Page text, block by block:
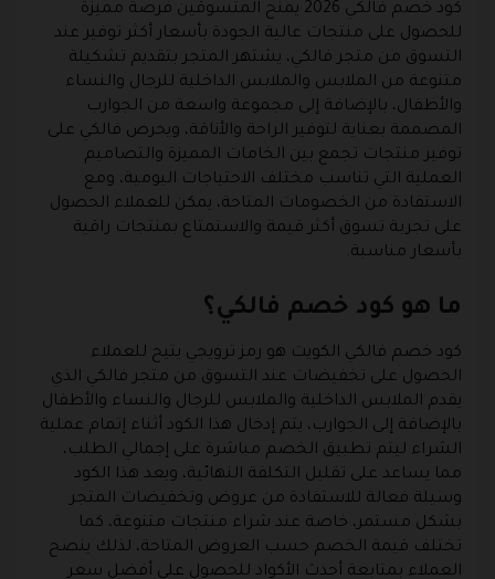
كود خصم فالكي 2026 يمنح المتسوقين فرصة مميزة
للحصول على منتجات عالية الجودة بأسعار أكثر توفير عند
التسوق من متجر فالكي، يشتهر المتجر بتقديم تشكيلة
متنوعة من الملابس والملابس الداخلية للرجال والنساء
والأطفال، بالإضافة إلى مجموعة واسعة من الجوارب
المصممة بعناية لتوفير الراحة والأناقة، ويحرص فالكي على
توفير منتجات تجمع بين الخامات المميزة والتصاميم
العملية التي تناسب مختلف الاحتياجات اليومية، ومع
الاستفادة من الخصومات المتاحة، يمكن للعملاء الحصول
على تجربة تسوق أكثر قيمة والاستمتاع بمنتجات راقية
بأسعار مناسبة.
ما هو كود خصم فالكي؟
كود خصم فالكي الكويت هو رمز ترويجي يتيح للعملاء
الحصول على تخفيضات عند التسوق من متجر فالكي الذي
يقدم الملابس الداخلية والملابس للرجال والنساء والأطفال
بالإضافة إلى الجوارب، يتم إدخال هذا الكود أثناء إتمام عملية
الشراء ليتم تطبيق الخصم مباشرة على إجمالي الطلب،
مما يساعد على تقليل التكلفة النهائية، ويعد هذا الكود
وسيلة فعالة للاستفادة من عروض وتخفيضات المتجر
بشكل مستمر، خاصة عند شراء منتجات متنوعة، كما
تختلف قيمة الخصم حسب العروض المتاحة، لذلك ينصح
العملاء بمتابعة أحدث الأكواد للحصول على أفضل سعر